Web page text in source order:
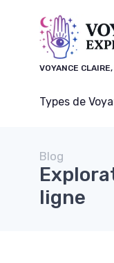
VOYANCE
Types de
Blog
ligne